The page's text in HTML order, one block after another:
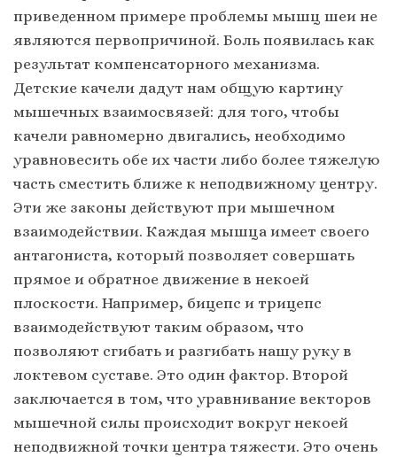
приведенном примере проблемы мышц шеи не
являются первопричиной. Боль появилась как
результат компенсаторного механизма.
Детские качели дадут нам общую картину
мышечных взаимосвязей: для того, чтобы
качели равномерно двигались, необходимо
уравновесить обе их части либо более тяжелую
часть сместить ближе к неподвижному центру.
Эти же законы действуют при мышечном
взаимодействии. Каждая мышца имеет своего
антагониста, который позволяет совершать
прямое и обратное движение в некоей
плоскости. Например, бицепс и трицепс
взаимодействуют таким образом, что
позволяют сгибать и разгибать нашу руку в
локтевом суставе. Это один фактор. Второй
заключается в том, что уравнивание векторов
мышечной силы происходит вокруг некоей
неподвижной точки центра тяжести. Это очень